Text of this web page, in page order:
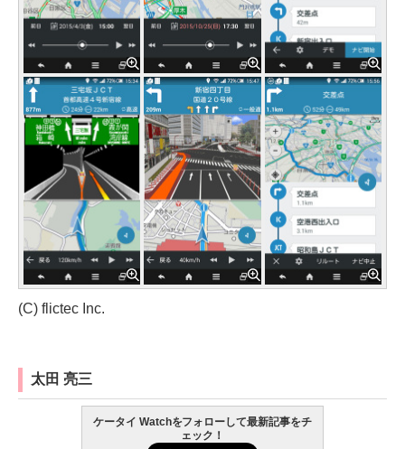
(C) flictec Inc.
太田 亮三
ケータイ Watchをフォローして最新記事をチ
ェック！